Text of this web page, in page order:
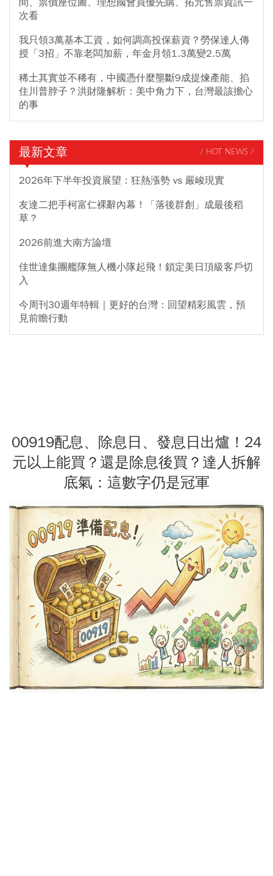
次看
我只領3萬基本工資，如何調高投保薪資？勞保達人傳
授「3招」不靠老闆加薪，年金月領1.3萬變2.5萬
稀土其實並不稀有，中國憑什麼壟斷9成提煉產能、掐
住川普脖子？洪財隆解析：美中角力下，台灣最該擔心
的事
最新文章 / HOT NEWS /
2026年下半年投資展望：狂熱漲勢 vs 嚴峻現實
友達二把手柯富仁裸辭內幕！「落後群創」成最後稻
草？
2026前進大南方論壇
佳世達集團艦隊無人機小隊起飛！鎖定美日頂級客戶切
入
今周刊30週年特輯｜更好的台灣：回望精彩風雲，預
見前瞻行動
00919配息、除息日、發息日出爐！24
元以上能買？還是除息後買？達人拆解
底氣：這數字仍是冠軍